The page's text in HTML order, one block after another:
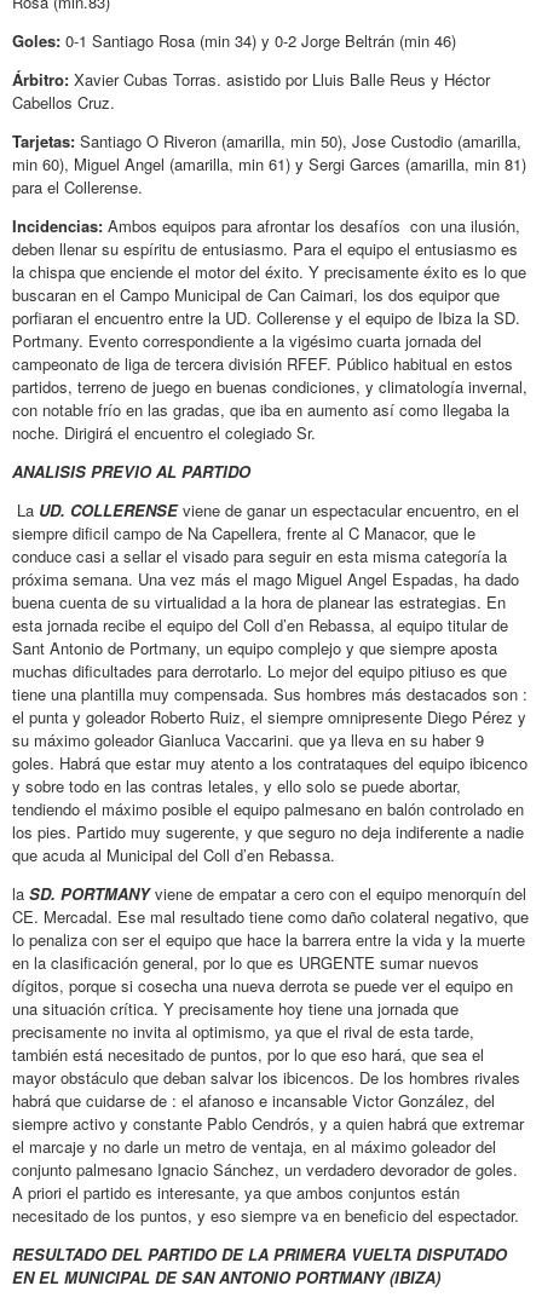
Goles: 0-1 Santiago Rosa (min 34) y 0-2 Jorge Beltrán (min 46)
Árbitro: Xavier Cubas Torras. asistido por Lluis Balle Reus y Héctor
Cabellos Cruz.
Tarjetas: Santiago O Riveron (amarilla, min 50), Jose Custodio (amarilla,
min 60), Miguel Angel (amarilla, min 61) y Sergi Garces (amarilla, min 81)
para el Collerense.
Incidencias: Ambos equipos para afrontar los desafíos con una ilusión,
deben llenar su espíritu de entusiasmo. Para el equipo el entusiasmo es
la chispa que enciende el motor del éxito. Y precisamente éxito es lo que
buscaran en el Campo Municipal de Can Caimari, los dos equipor que
porfiaran el encuentro entre la UD. Collerense y el equipo de Ibiza la SD.
Portmany. Evento correspondiente a la vigésimo cuarta jornada del
campeonato de liga de tercera división RFEF. Público habitual en estos
partidos, terreno de juego en buenas condiciones, y climatología invernal,
con notable frío en las gradas, que iba en aumento así como llegaba la
noche. Dirigirá el encuentro el colegiado Sr.
ANALISIS PREVIO AL PARTIDO
La UD. COLLERENSEviene de ganar un espectacular encuentro, en el
siempre dificil campo de Na Capellera, frente al C Manacor, que le
conduce casi a sellar el visado para seguir en esta misma categoría la
próxima semana. Una vez más el mago Miguel Angel Espadas, ha dado
buena cuenta de su virtualidad a la hora de planear las estrategias. En
esta jornada recibe el equipo del Coll d’en Rebassa, al equipo titular de
Sant Antonio de Portmany, un equipo complejo y que siempre aposta
muchas dificultades para derrotarlo. Lo mejor del equipo pitiuso es que
tiene una plantilla muy compensada. Sus hombres más destacados son :
el punta y goleador Roberto Ruiz, el siempre omnipresente Diego Pérez y
su máximo goleador Gianluca Vaccarini. que ya lleva en su haber 9
goles. Habrá que estar muy atento a los contrataques del equipo ibicenco
y sobre todo en las contras letales, y ello solo se puede abortar,
tendiendo el máximo posible el equipo palmesano en balón controlado en
los pies. Partido muy sugerente, y que seguro no deja indiferente a nadie
que acuda al Municipal del Coll d’en Rebassa.
la SD. PORTMANYviene de empatar a cero con el equipo menorquín del
CE. Mercadal. Ese mal resultado tiene como daño colateral negativo, que
lo penaliza con ser el equipo que hace la barrera entre la vida y la muerte
en la clasificación general, por lo que es URGENTE sumar nuevos
dígitos, porque si cosecha una nueva derrota se puede ver el equipo en
una situación crítica. Y precisamente hoy tiene una jornada que
precisamente no invita al optimismo, ya que el rival de esta tarde,
también está necesitado de puntos, por lo que eso hará, que sea el
mayor obstáculo que deban salvar los ibicencos. De los hombres rivales
habrá que cuidarse de : el afanoso e incansable Victor González, del
siempre activo y constante Pablo Cendrós, y a quien habrá que extremar
el marcaje y no darle un metro de ventaja, en al máximo goleador del
conjunto palmesano Ignacio Sánchez, un verdadero devorador de goles.
A priori el partido es interesante, ya que ambos conjuntos están
necesitado de los puntos, y eso siempre va en beneficio del espectador.
RESULTADO DEL PARTIDO DE LA PRIMERA VUELTA DISPUTADO
EN EL MUNICIPAL DE SAN ANTONIO PORTMANY (IBIZA)